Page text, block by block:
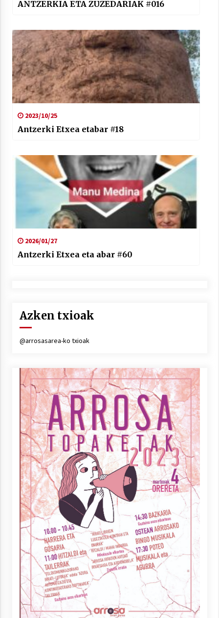
ANTZERKIA ETA ZUZEDARIAK #016
2023/10/25
Antzerki Etxea etabar #18
2026/01/27
Antzerki Etxea eta abar #60
Azken txioak
@arrosasarea-ko txioak